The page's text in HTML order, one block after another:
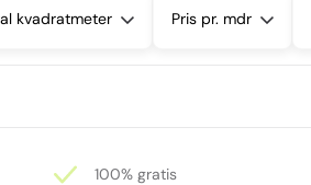
kvadratmeter Pris pr. mdr
100% gratis